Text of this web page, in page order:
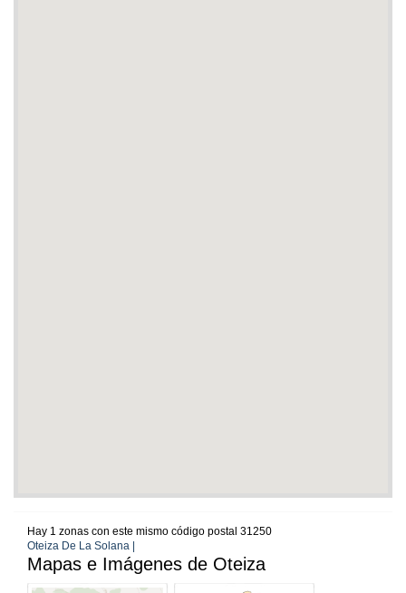
Hay 1 zonas con este mismo código postal 31250
Oteiza De La Solana |
Mapas e Imágenes de Oteiza